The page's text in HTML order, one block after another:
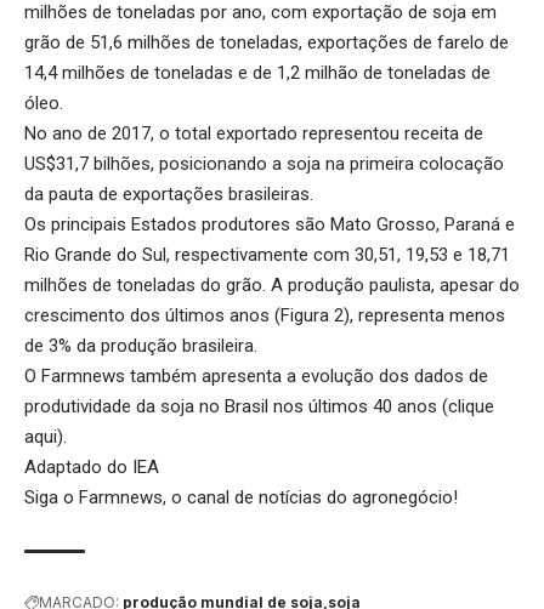
milhões de toneladas por ano, com exportação de soja em
grão de 51,6 milhões de toneladas, exportações de farelo de
14,4 milhões de toneladas e de 1,2 milhão de toneladas de
óleo.
No ano de 2017, o total exportado representou receita de
US$31,7 bilhões, posicionando a soja na primeira colocação
da pauta de exportações brasileiras.
Os principais Estados produtores são Mato Grosso, Paraná e
Rio Grande do Sul, respectivamente com 30,51, 19,53 e 18,71
milhões de toneladas do grão. A produção paulista, apesar do
crescimento dos últimos anos (Figura 2), representa menos
de 3% da produção brasileira.
O Farmnews também apresenta a evolução dos dados de
produtividade da soja no Brasil nos últimos 40 anos (clique
aqui).
Adaptado do IEA
Siga o Farmnews, o canal de notícias do agronegócio!
MARCADO: produção mundial de soja soja